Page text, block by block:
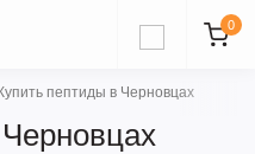
0
Купить пептиды в Черновцах